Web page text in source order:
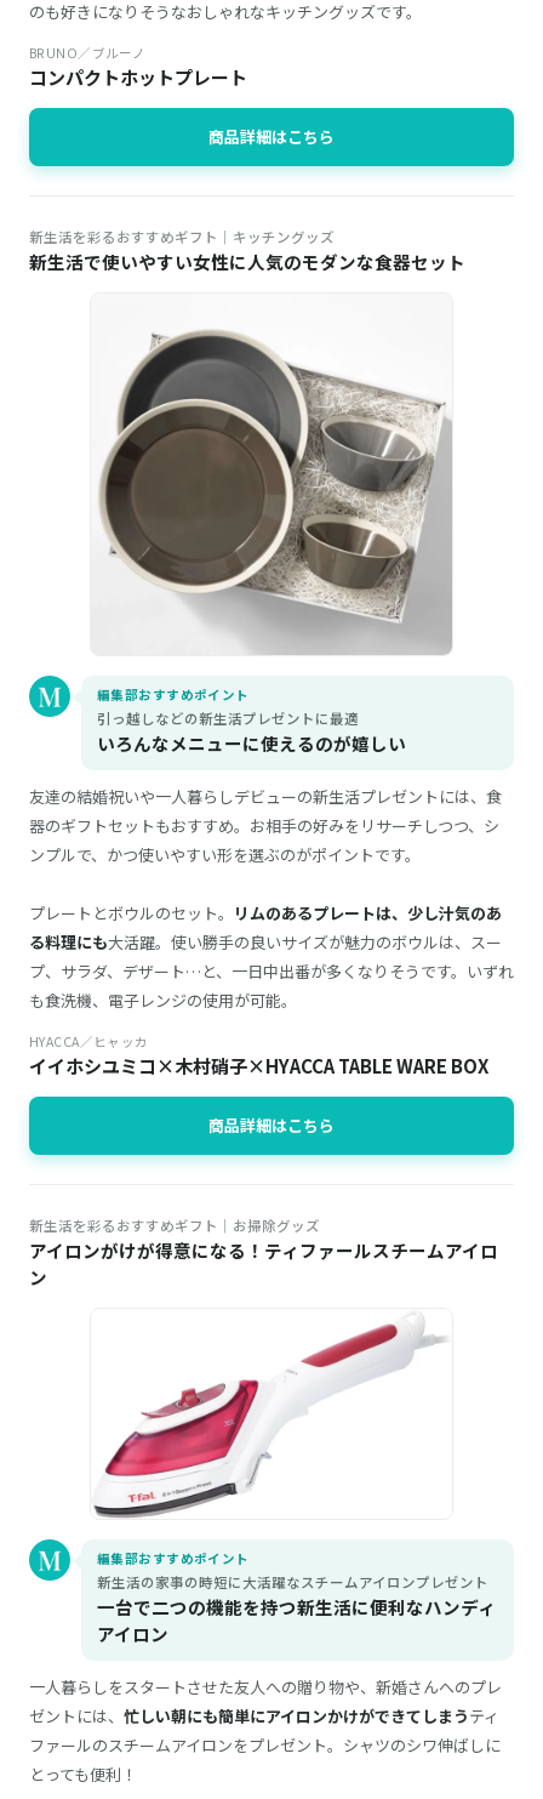
のも好きになりそうなおしゃれなキッチングッズです。
BRUNO／ブルーノ
コンパクトホットプレート
商品詳細はこちら
新生活を彩るおすすめギフト│キッチングッズ
新生活で使いやすい女性に人気のモダンな食器セット
編集部おすすめポイント
引っ越しなどの新生活プレゼントに最適
いろんなメニューに使えるのが嬉しい
友達の結婚祝いや一人暮らしデビューの新生活プレゼントには、食
器のギフトセットもおすすめ。お相手の好みをリサーチしつつ、シ
ンプルで、かつ使いやすい形を選ぶのがポイントです。
プレートとボウルのセット。 リムのあるプレートは、少し汁気のあ
る料理にも大活躍。使い勝手の良いサイズが魅力のボウルは、スー
プ、サラダ、デザート…と、一日中出番が多くなりそうです。いずれ
も食洗機、電子レンジの使用が可能。
HYACCA／ヒャッカ
イイホシユミコ×木村硝子×HYACCA TABLE WARE BOX
商品詳細はこちら
新生活を彩るおすすめギフト│お掃除グッズ
アイロンがけが得意になる！ティファールスチームアイロ
ン
編集部おすすめポイント
新生活の家事の時短に大活躍なスチームアイロンプレゼント
一台で二つの機能を持つ新生活に便利なハンディ
アイロン
一人暮らしをスタートさせた友人への贈り物や、新婚さんへのプレ
ゼントには、 忙しい朝にも簡単にアイロンかけができてしまうティ
ファールのスチームアイロンをプレゼント。シャツのシワ伸ばしに
とっても便利！